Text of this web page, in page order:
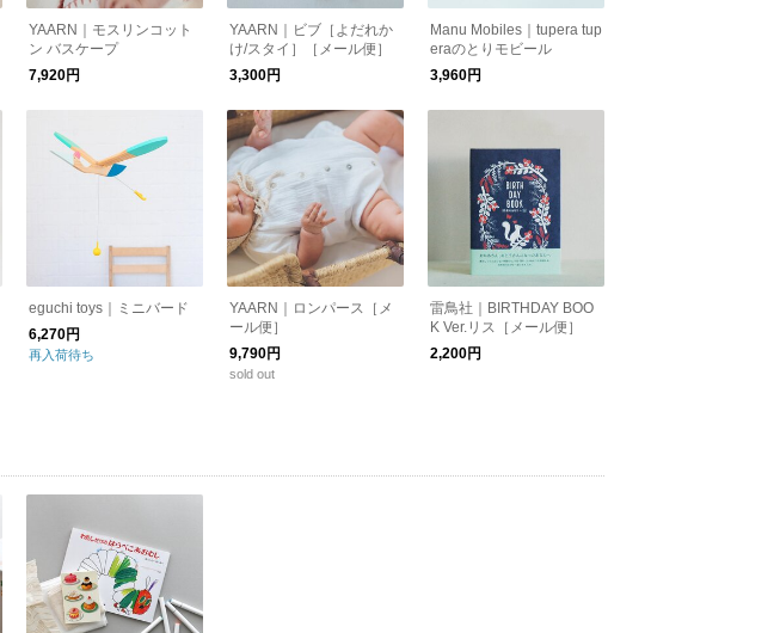
YAARN｜モスリンコット
ン バスケープ
7,920円
YAARN｜ビブ［よだれか
け/スタイ］［メール便］
3,300円
Manu Mobiles｜tupera tup
eraのとりモビール
3,960円
eguchi toys｜ミニバード
6,270円
再入荷待ち
YAARN｜ロンパース［メ
ール便］
9,790円
sold out
雷鳥社｜BIRTHDAY BOO
K Ver.リス［メール便］
2,200円